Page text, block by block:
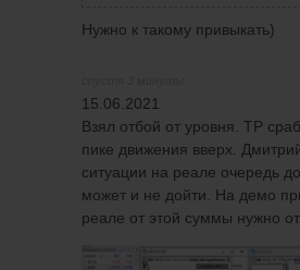
Нужно к такому привыкать)
15.06.2021
Взял отбой от уровня. TP
пике движения вверх.
ситуации на реале очередь
может и не дойти. На демо
реале от этой суммы нужно